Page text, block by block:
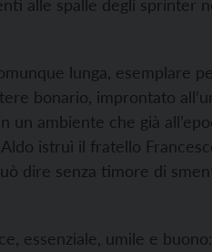
alle spalle degli sprinter
lunga, esemplare
bonario, improntato
ambiente che già
istruì il fratello
dire senza timore di
essenziale, umile e